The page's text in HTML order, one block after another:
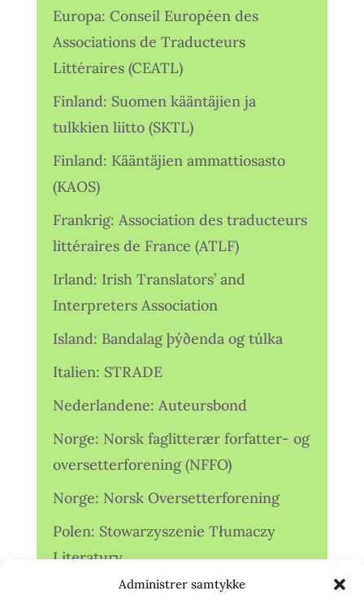
Administrer samtykke
Europa: Conseil Européen des
Associations de Traducteurs
Littéraires (CEATL)
Finland: Suomen kääntäjien ja
tulkkien liitto (SKTL)
Finland: Kääntäjien ammattiosasto
(KAOS)
Frankrig: Association des traducteurs
littéraires de France (ATLF)
Irland: Irish Translators’ and
Interpreters Association
Island: Bandalag þýðenda og túlka
Italien: STRADE
Nederlandene: Auteursbond
Norge: Norsk faglitterær forfatter- og
oversetterforening (NFFO)
Norge: Norsk Oversetterforening
Polen: Stowarzyszenie Tłumaczy
Literatury
Storbritannien: Translators